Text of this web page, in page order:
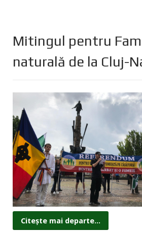
Mitingul pentru
naturală de la Cluj-
Citește mai departe...